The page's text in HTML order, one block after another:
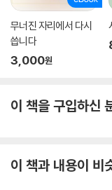
무너진 자리에서 다시
씁니다
3,000원
이 책을 구입하신
이 책과 내용이 비